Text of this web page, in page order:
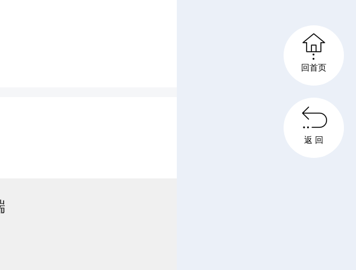
核心活动，反
宣传片和纪念

回首页

返 回